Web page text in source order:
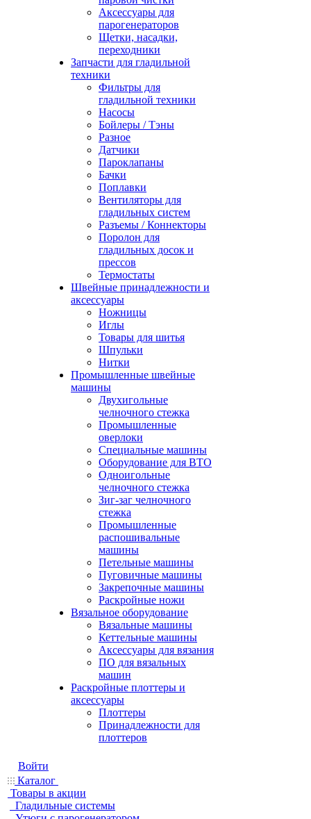
Аксессуары для
парогенераторов
Щетки, насадки,
переходники
Запчасти для гладильной
техники
Фильтры для
гладильной техники
Насосы
Бойлеры / Тэны
Разное
Датчики
Пароклапаны
Бачки
Поплавки
Вентиляторы для
гладильных систем
Разъемы / Коннекторы
Поролон для
гладильных досок и
прессов
Термостаты
Швейные принадлежности и
аксессуары
Ножницы
Иглы
Товары для шитья
Шпульки
Нитки
Промышленные швейные
машины
Двухигольные
челночного стежка
Промышленные
оверлоки
Специальные машины
Оборудование для ВТО
Одноигольные
челночного стежка
Зиг-заг челночного
стежка
Промышленные
распошивальные
машины
Петельные машины
Пуговичные машины
Закрепочные машины
Раскройные ножи
Вязальное оборудование
Вязальные машины
Кеттельные машины
Аксессуары для вязания
ПО для вязальных
машин
Раскройные плоттеры и
аксессуары
Плоттеры
Принадлежности для
плоттеров
Войти
Каталог
Товары в акции
Гладильные системы